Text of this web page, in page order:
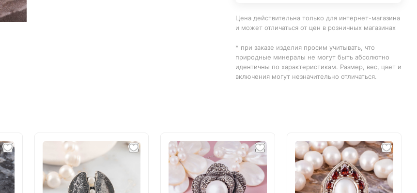
Цена действительна только для интернет-магазина
и может отличаться от цен в розничных магазинах
* при заказе изделия просим учитывать, что
природные минералы не могут быть абсолютно
идентичны по характеристикам. Размер, вес, цвет и
включения могут незначительно отличаться.